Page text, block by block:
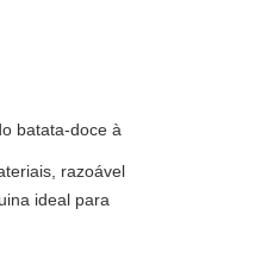
batata-doce à
razoável
ideal para